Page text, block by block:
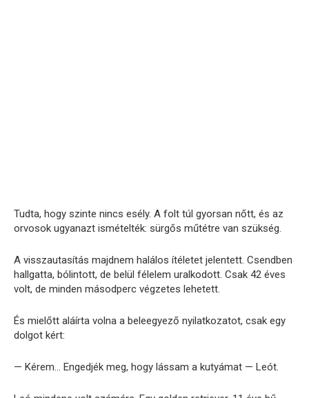
Tudta, hogy szinte nincs esély. A folt túl gyorsan nőtt, és az
orvosok ugyanazt ismételték: sürgős műtétre van szükség.
A visszautasítás majdnem halálos ítéletet jelentett. Csendben
hallgatta, bólintott, de belül félelem uralkodott. Csak 42 éves
volt, de minden másodperc végzetes lehetett.
És mielőtt aláírta volna a beleegyező nyilatkozatot, csak egy
dolgot kért:
— Kérem… Engedjék meg, hogy lássam a kutyámat — Leót.